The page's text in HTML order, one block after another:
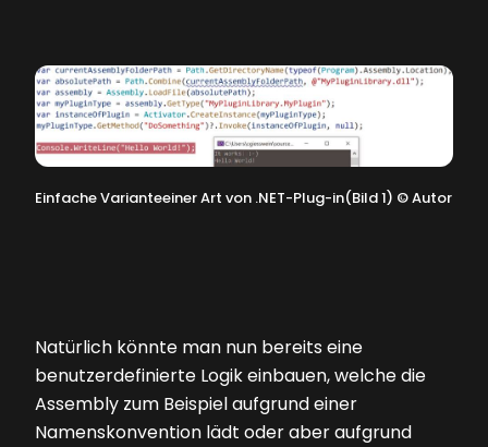
Einfache Varianteeiner Art von .NET-Plug-in(Bild 1) ©Autor
Natürlich könnte man nun bereits eine
benutzerdefinierte Logik einbauen, welche die
Assembly zum Beispiel aufgrund einer
Namenskonvention lädt oder aber aufgrund